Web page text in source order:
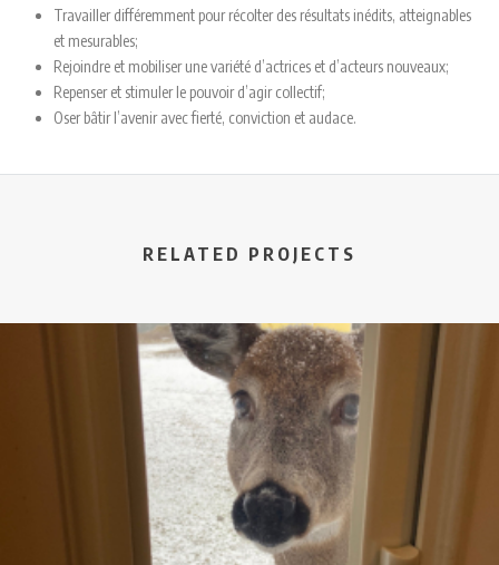
Travailler différemment pour récolter des résultats inédits, atteignables
et mesurables;
Rejoindre et mobiliser une variété d’actrices et d’acteurs nouveaux;
Repenser et stimuler le pouvoir d’agir collectif;
Oser bâtir l’avenir avec fierté, conviction et audace.
RELATED PROJECTS